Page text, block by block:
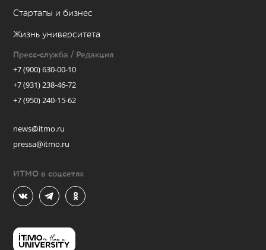
Стартапы и бизнес
Жизнь университета
Пресс-служба / Редакция
+7 (900) 630-00-10
+7 (931) 238-46-72
+7 (950) 240-15-62
news@itmo.ru
pressa@itmo.ru
ИТМО в соцсетях